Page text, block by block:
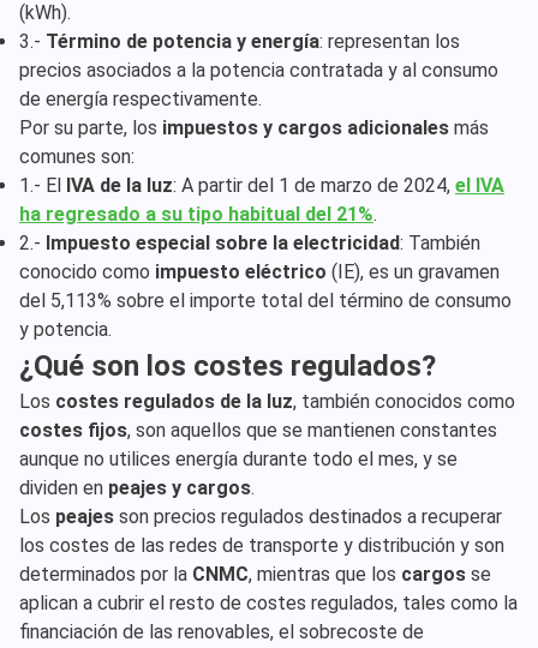
(kWh).
3.- Término de potencia y energía: representan los
precios asociados a la potencia contratada y al consumo
de energía respectivamente.
Por su parte, los impuestos y cargos adicionales más
comunes son:
1.- El IVA de la luz: A partir del 1 de marzo de 2024, el IVA
ha regresado a su tipo habitual del 21%.
2.- Impuesto especial sobre la electricidad: También
conocido como impuesto eléctrico (IE), es un gravamen
del 5,113% sobre el importe total del término de consumo
y potencia.
¿Qué son los costes regulados?
Los costes regulados de la luz, también conocidos como
costes fijos, son aquellos que se mantienen constantes
aunque no utilices energía durante todo el mes, y se
dividen en peajes y cargos.
Los peajes son precios regulados destinados a recuperar
los costes de las redes de transporte y distribución y son
determinados por la CNMC, mientras que los cargos se
aplican a cubrir el resto de costes regulados, tales como la
financiación de las renovables, el sobrecoste de